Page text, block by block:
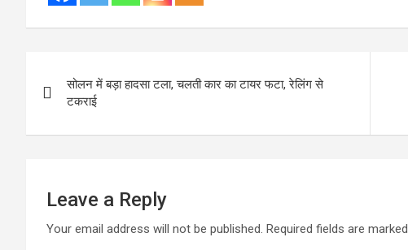
navigation
सोलन में बड़ा हादसा टला, चलती कार का टायर फटा, रेलिंग से
टकराई
Leave a Reply
Your email address will not be published. Required fields are marked